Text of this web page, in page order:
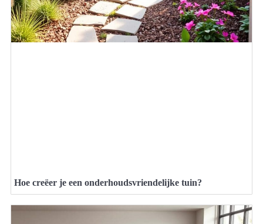
Hoe creëer je een onderhoudsvriendelijke tuin?